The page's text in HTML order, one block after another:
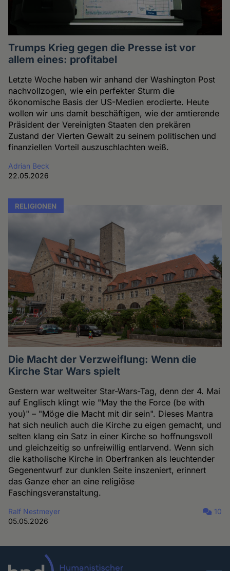
Trumps Krieg gegen die Presse ist vor
allem eines: profitabel
Letzte Woche haben wir anhand der Washington Post
nachvollzogen, wie ein perfekter Sturm die
ökonomische Basis der US-Medien erodierte. Heute
wollen wir uns damit beschäftigen, wie der amtierende
Präsident der Vereinigten Staaten den prekären
Zustand der Vierten Gewalt zu seinem politischen und
finanziellen Vorteil auszuschlachten weiß.
Adrian Beck
22.05.2026
RELIGIONEN
Die Macht der Verzweiflung: Wenn die
Kirche Star Wars spielt
Gestern war weltweiter Star-Wars-Tag, denn der 4. Mai
auf Englisch klingt wie "May the the Force (be with
you)" – "Möge die Macht mit dir sein". Dieses Mantra
hat sich neulich auch die Kirche zu eigen gemacht, und
selten klang ein Satz in einer Kirche so hoffnungsvoll
und gleichzeitig so unfreiwillig entlarvend. Wenn sich
die katholische Kirche in Oberfranken als leuchtender
Gegenentwurf zur dunklen Seite inszeniert, erinnert
das Ganze eher an eine religiöse
Faschingsveranstaltung.
Ralf Nestmeyer
05.05.2026
10